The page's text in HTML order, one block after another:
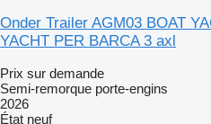
Onder Trailer AGM03 BOAT
YACHT PER BARCA 3 axl
Prix sur demande
Semi-remorque porte-engins
2026
État neuf